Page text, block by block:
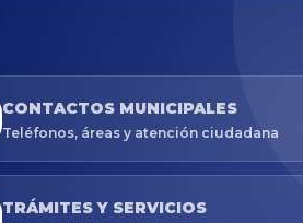
CONTACTOS MUNICIPALES
Teléfonos, áreas y atención ciudadana
TRÁMITES Y SERVICIOS